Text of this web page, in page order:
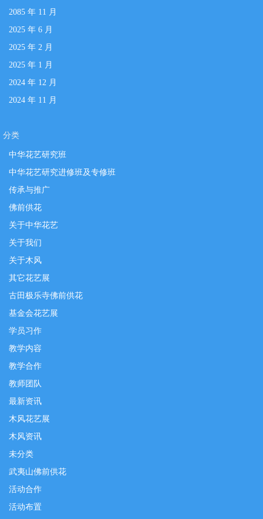
2085 年 11 月
2025 年 6 月
2025 年 2 月
2025 年 1 月
2024 年 12 月
2024 年 11 月
分类
中华花艺研究班
中华花艺研究进修班及专修班
传承与推广
佛前供花
关于中华花艺
关于我们
关于木风
其它花艺展
古田极乐寺佛前供花
基金会花艺展
学员习作
教学内容
教学合作
教师团队
最新资讯
木风花艺展
木风资讯
未分类
武夷山佛前供花
活动合作
活动布置